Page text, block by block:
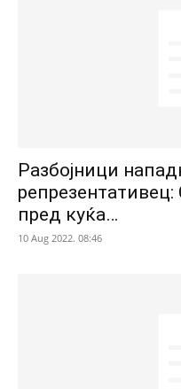
Разбојници
пред куќа…
10 Aug 2022. 08:46